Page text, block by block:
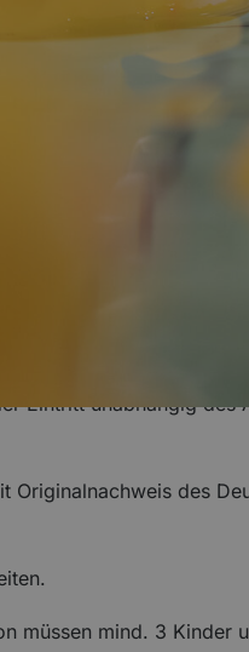
Eintritt unabhängig des
Originalnachweis des
müssen mind. 3 Kinder